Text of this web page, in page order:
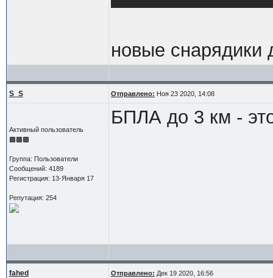
новые
S_S Отправлено: Ноя 23 2020, 14:08
Активный пользователь
Группа: Пользователи
Сообщений: 4189
Регистрация: 13-Января 17
Репутация: 254
БПЛА до 3 км -
fahed Отправлено: Дек 19 2020, 16:56